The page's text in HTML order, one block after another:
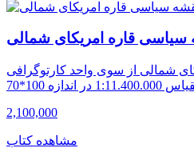
سیاسی قاره امریکای شمالی
شمالی از سوی واحد کارتوگرافی
2,100,000
مشاهده کتاب